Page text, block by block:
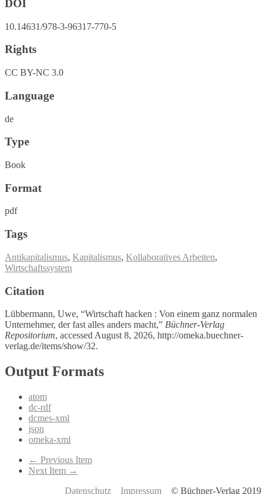
DOI
10.14631/978-3-96317-770-5
Rights
CC BY-NC 3.0
Language
de
Type
Book
Format
pdf
Tags
Antikapitalismus, Kapitalismus, Kollaboratives Arbeiten,
Wirtschaftssystem
Citation
Lübbermann, Uwe, “Wirtschaft hacken : Von einem ganz normalen
Unternehmer, der fast alles anders macht,” Büchner-Verlag
Repositorium, accessed August 8, 2026, http://omeka.buechner-
verlag.de/items/show/32.
Output Formats
atom
dc-rdf
dcmes-xml
json
omeka-xml
← Previous Item
Next Item →
Datenschutz
Impressum © Büchner-Verlag 2019